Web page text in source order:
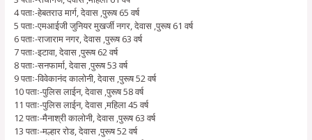
4 पताः-हेबतराउ मार्ग, देवास ,पुरूष 65 वर्ष
5 पताः-एमआईजी जुनियर मुखर्जी नगर, देवास ,पुरूष 61 वर्ष
6 पताः-राजाराम नगर, देवास ,पुरूष 63 वर्ष
7 पताः-इटावा, देवास ,पुरूष 62 वर्ष
8 पताः-सनफार्मा, देवास ,पुरूष 53 वर्ष
9 पताः-विवेकानंद कालोनी, देवास ,पुरूष 52 वर्ष
10 पताः-पुलिस लाईन, देवास ,पुरूष 58 वर्ष
11 पताः-पुलिस लाईन, देवास ,महिला 45 वर्ष
12 पताः-मैनाश्री कालोनी, देवास ,पुरूष 63 वर्ष
13 पताः-मल्हार रोड, देवास ,पुरूष 52 वर्ष